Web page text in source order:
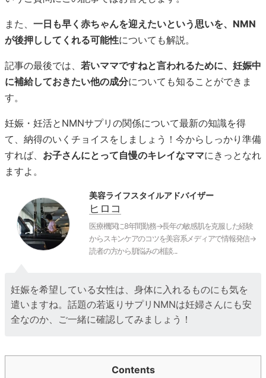
また、 一日も早く赤ちゃんを迎えたいという思いを、NMN
が後押ししてくれる可能性についても解説。
記事の最後では、 若いママですねと言われるために、妊娠中
に補給しておきたい他の成分についても知ることができま
す。
妊娠・妊活とNMNサプリの関係について最新の知識を得
て、納得のいくチョイスをしましょう！今からしっかり準備
すれば、 お子さんにとって自慢のキレイなママにきっとなれ
ますよ。
美容ライフスタイルアドバイザー
ヒロコ
医療機関に8年間勤務→長年の敏感肌を克服した経験
からスキンケアのコツを美容系メディアで情報発信→
読者の方から肌悩みの相談...
妊娠を希望している女性は、身体に入れるものにも気を
遣いますね。話題の若返りサプリNMNは妊婦さんにも安
全なのか、ご一緒に確認してみましょう！
Contents